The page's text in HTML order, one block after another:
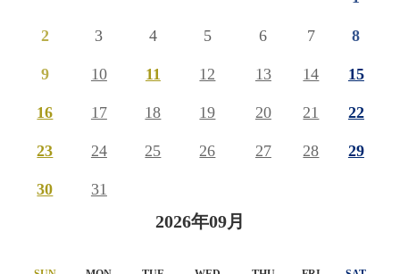
2
3 4 5 6 7
8
9
10 11 12 13 14
15
16
17 18 19 20 21
22
23
24 25 26 27 28
29
30
31
2026年09月